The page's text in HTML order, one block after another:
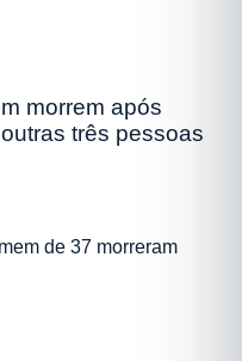
morrem após
três pessoas
de 37 morreram